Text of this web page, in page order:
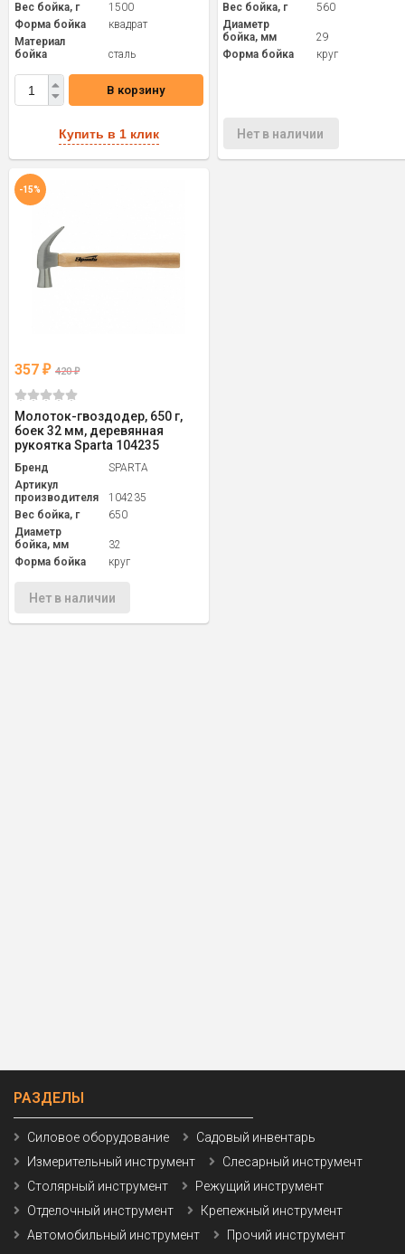
Вес бойка, г
1500
Форма бойка
квадрат
Материал
бойка
сталь
В корзину
Купить в 1 клик
Вес бойка, г
560
Диаметр
бойка, мм
29
Форма бойка
круг
Нет в наличии
-15%
357 ₽ 420₽
Молоток-гвоздодер, 650 г,
боек 32 мм, деревянная
рукоятка Sparta 104235
Бренд
SPARTA
Артикул
производителя
104235
Вес бойка, г
650
Диаметр
бойка, мм
32
Форма бойка
круг
Нет в наличии
РАЗДЕЛЫ
Силовое оборудование
Садовый инвентарь
Измерительный инструмент
Слесарный инструмент
Столярный инструмент
Режущий инструмент
Отделочный инструмент
Крепежный инструмент
Автомобильный инструмент
Прочий инструмент